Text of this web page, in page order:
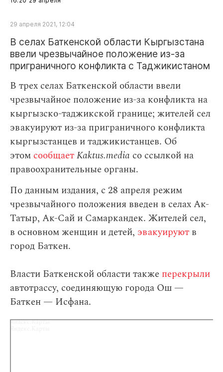
29 апреля 2021, 12:04
В селах Баткенской области Кыргызстана
ввели чрезвычайное положение из‑за
приграничного конфликта с Таджикистаном
В трех селах Баткенской области ввели
чрезвычайное положение из-за конфликта на
кыргызско-таджикской границе; жителей сел
эвакуируют из-за приграничного конфликта
кыргызстанцев и таджикистанцев. Об
этом сообщаетKaktus.media со ссылкой на
правоохранительные органы.
По данным издания, с 28 апреля режим
чрезвычайного положения введен в селах Ак-
Татыр, Ак-Сай и Самаркандек. Жителей сел,
в основном женщин и детей, эвакуируют в
город Баткен.
Власти Баткенской области также перекрыли
автотрассу, соединяющую города Ош —
Баткен — Исфана.
Яндекс.Карты